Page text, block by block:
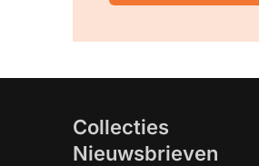
Collecties
Nieuwsbrieven